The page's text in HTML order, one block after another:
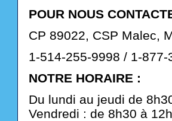
POUR NOUS
CP 89022, CSP Malec,
1-514-255-9998 / 1-
NOTRE HORAIRE :
Du lundi au jeudi de
Vendredi : de 8h30 à 12h